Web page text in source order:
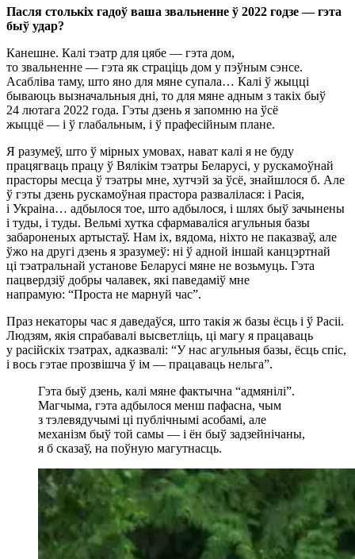
Пасля столькіх гадоў ваша звальненне ў 2022 годзе — гэта
быў удар?
Канешне. Калі тэатр для цябе — гэта дом,
то звальненне — гэта як страціць дом у пэўным сэнсе.
Асабліва таму, што яно для мяне супала… Калі ў жыцці
бываюць вызначальныя дні, то для мяне адным з такіх быў
24 лютага 2022 года. Гэты дзень я запомню на ўсё
жыццё — і ў глабальным, і ў прафесійным плане.
Я разумеў, што ў мірных умовах, нават калі я не буду
працягваць працу ў Вялікім тэатры Беларусі, у рускамоўнай
прасторы месца ў тэатры мне, хутчэй за ўсё, знайшлося б. Але
ў гэты дзень рускамоўная прастора развалілася: і Расія,
і Украіна… адбылося тое, што адбылося, і шлях быў зачынены
і туды, і туды. Вельмі хутка сфармаваліся агульныя базы
забароненых артыстаў. Нам іх, вядома, ніхто не паказваў, але
ўжо на другі дзень я зразумеў: ні ў адной іншай канцэртнай
ці тэатральнай установе Беларусі мяне не возьмуць. Гэта
пацвердзіў добры чалавек, які паведаміў мне
напрамую: “Проста не марнуй час”.
Праз некаторы час я даведаўся, што такія ж базы ёсць і ў Расіі.
Людзям, якія спрабавалі высветліць, ці магу я працаваць
у расійскіх тэатрах, адказвалі: “У нас агульныя базы, ёсць спіс,
і вось гэтае прозвішча ў ім — працаваць нельга”.
Гэта быў дзень, калі мяне фактычна “адмянілі”.
Магчыма, гэта адбылося менш пафасна, чым
з тэлевядучымі ці публічнымі асобамі, але
механізм быў той самы — і ён быў задзейнічаны,
я б сказаў, на поўную магутнасць.